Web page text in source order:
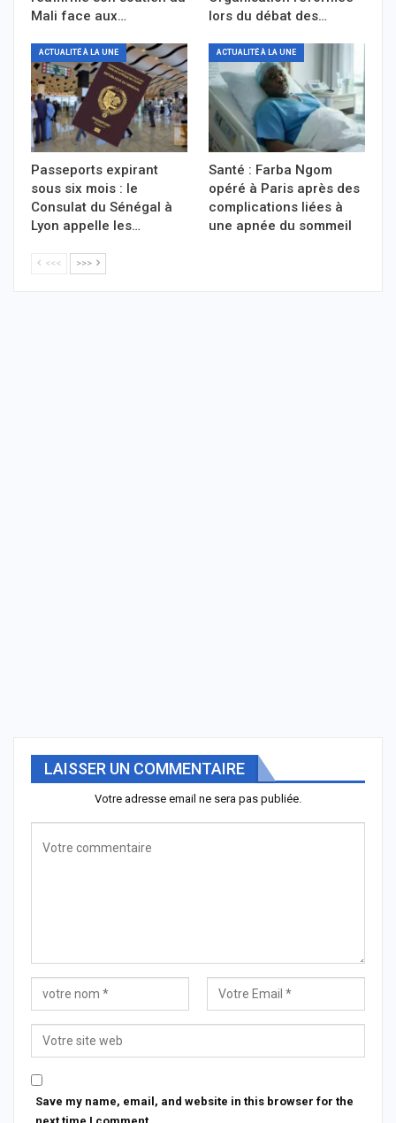
Mali face aux…
lors du débat des…
ACTUALITÉ À LA UNE
Passeports expirant
sous six mois : le
Consulat du Sénégal à
Lyon appelle les…
ACTUALITÉ À LA UNE
Santé : Farba Ngom
opéré à Paris après des
complications liées à
une apnée du sommeil
<<< >>>
LAISSER UN COMMENTAIRE
Votre adresse email ne sera pas publiée.
Save my name, email, and website in this browser for the